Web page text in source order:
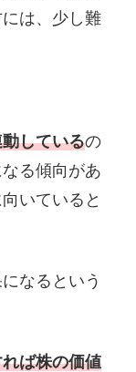
は、少し難
しているの
なる傾向があ
いていると
なるという
ば株の価値